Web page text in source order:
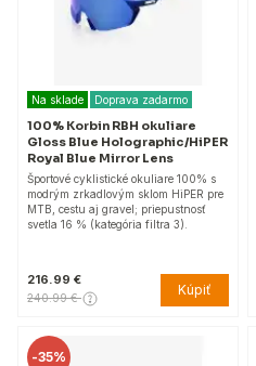
Na sklade Doprava zadarmo
100% Korbin RBH okuliare
Gloss Blue Holographic/HiPER
Royal Blue Mirror Lens
Športové cyklistické okuliare 100% s
modrým zrkadlovým sklom HiPER pre
MTB, cestu aj gravel; priepustnosť
svetla 16 % (kategória filtra 3).
216.99 €
240.99 € Kúpiť
-35%